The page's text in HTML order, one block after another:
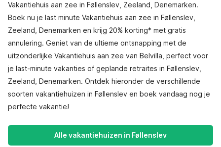
Vakantiehuis aan zee in Føllenslev, Zeeland, Denemarken.
Boek nu je last minute Vakantiehuis aan zee in Føllenslev,
Zeeland, Denemarken en krijg 20% korting* met gratis
annulering. Geniet van de ultieme ontsnapping met de
uitzonderlijke Vakantiehuis aan zee van Belvilla, perfect voor
je last-minute vakanties of geplande retraites in Føllenslev,
Zeeland, Denemarken. Ontdek hieronder de verschillende
soorten vakantiehuizen in Føllenslev en boek vandaag nog je
perfecte vakantie!
Alle vakantiehuizen in Føllenslev